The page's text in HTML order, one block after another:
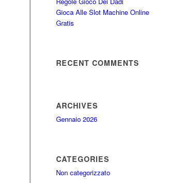
Gioca Alle Slot Machine Online
Gratis
RECENT COMMENTS
ARCHIVES
Gennaio 2026
CATEGORIES
Non categorizzato